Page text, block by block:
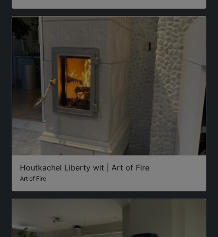
Houtkachel Liberty wit | Art of Fire
Art of Fire